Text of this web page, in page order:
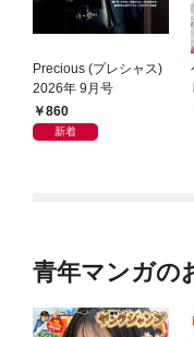
Precious (プレシャス)
2026年 9月号
860
新着
青年マンガの